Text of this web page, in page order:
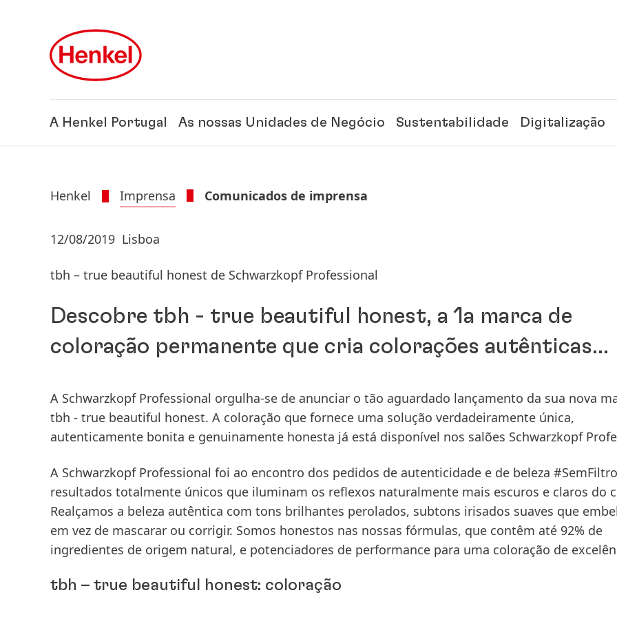
A Henkel Portugal As nossas Unidades de Negócio Sustentabilidade Digitalização
Henkel Imprensa Comunicados de imprensa
12/08/2019 Lisboa
tbh – true beautiful honest de Schwarzkopf Professional
Descobre tbh - true beautiful honest, a 1a marca de
coloração permanente que cria colorações autênticas...
A Schwarzkopf Professional orgulha-se de anunciar o tão aguardado lançamento da sua nova
tbh - true beautiful honest. A coloração que fornece uma solução verdadeiramente única,
autenticamente bonita e genuinamente honesta já está disponível nos salões Schwarzkopf
A Schwarzkopf Professional foi ao encontro dos pedidos de autenticidade e de beleza
resultados totalmente únicos que iluminam os reflexos naturalmente mais escuros e claros do
Realçamos a beleza autêntica com tons brilhantes perolados, subtons irisados suaves que
em vez de mascarar ou corrigir. Somos honestos nas nossas fórmulas, que contêm até 92% de
ingredientes de origem natural, e potenciadores de performance para uma coloração de
tbh – true beautiful honest: coloração